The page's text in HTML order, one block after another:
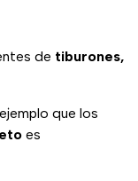
de tiburones,
que los
es